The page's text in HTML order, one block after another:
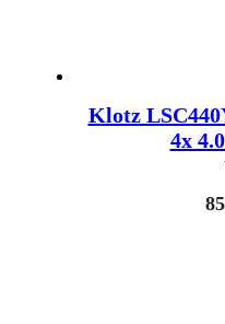
Klotz
4x